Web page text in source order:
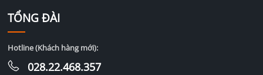
TỔNG ĐÀI
Hotline (Khách hàng mới):
028.22.468.357